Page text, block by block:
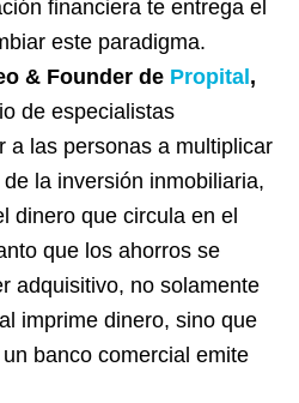
financiera te entrega el
este paradigma.
& Founder de Propital,
de especialistas
a las personas a multiplicar
la inversión inmobiliaria,
dinero que circula en el
que los ahorros se
adquisitivo, no solamente
imprime dinero, sino que
banco comercial emite